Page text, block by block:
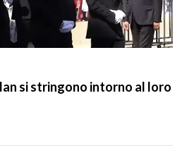
si stringono intorno al loro